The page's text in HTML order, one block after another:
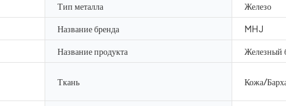
Тип металла Железо
Название бренда MHJ
Название продукта Железный
Ткань Кожа/